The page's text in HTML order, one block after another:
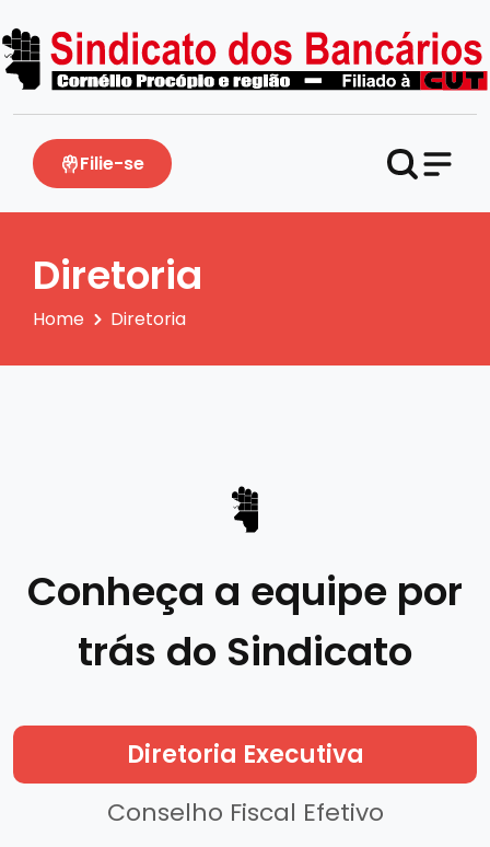
Filie-se
Diretoria
Home Diretoria
Conheça a equipe por
trás do Sindicato
Diretoria Executiva
Conselho Fiscal Efetivo